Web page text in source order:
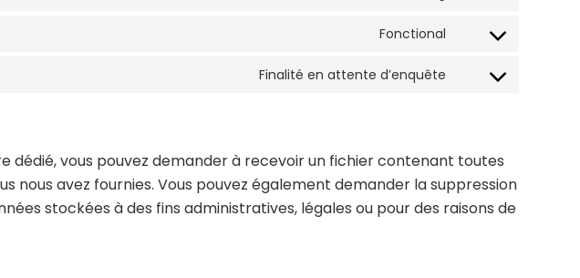
service
google-
service
youtube
Fonctional
Consent
service
Finalité en attente d’enquête
Consent
dédié, vous pouvez demander à recevoir un fichier contenant toutes
nous avez fournies. Vous pouvez également demander la suppression
stockées à des fins administratives, légales ou pour des raisons de